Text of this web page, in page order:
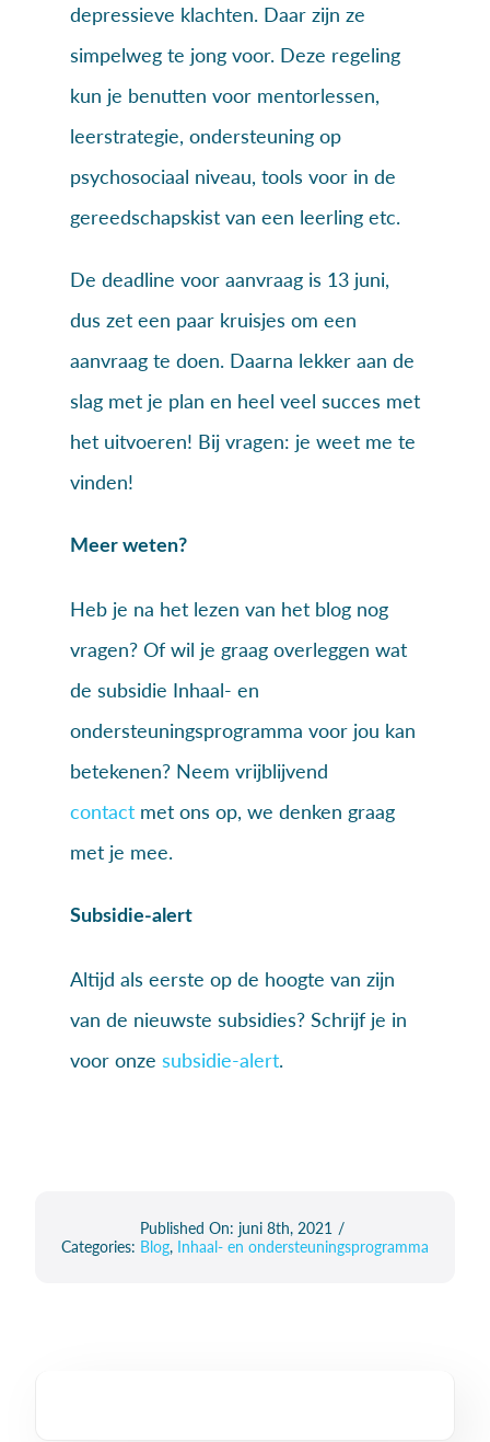
depressieve klachten. Daar zijn ze
simpelweg te jong voor. Deze regeling
kun je benutten voor mentorlessen,
leerstrategie, ondersteuning op
psychosociaal niveau, tools voor in de
gereedschapskist van een leerling etc.
De deadline voor aanvraag is 13 juni,
dus zet een paar kruisjes om een
aanvraag te doen. Daarna lekker aan de
slag met je plan en heel veel succes met
het uitvoeren! Bij vragen: je weet me te
vinden!
Meer weten?
Heb je na het lezen van het blog nog
vragen? Of wil je graag overleggen wat
de subsidie Inhaal- en
ondersteuningsprogramma voor jou kan
betekenen? Neem vrijblijvend
contactmet ons op, we denken graag
met je mee.
Subsidie-alert
Altijd als eerste op de hoogte van zijn
van de nieuwste subsidies? Schrijf je in
voor onze subsidie-alert.
Published On: juni 8th, 2021 /
Categories: Blog, Inhaal- en ondersteuningsprogramma